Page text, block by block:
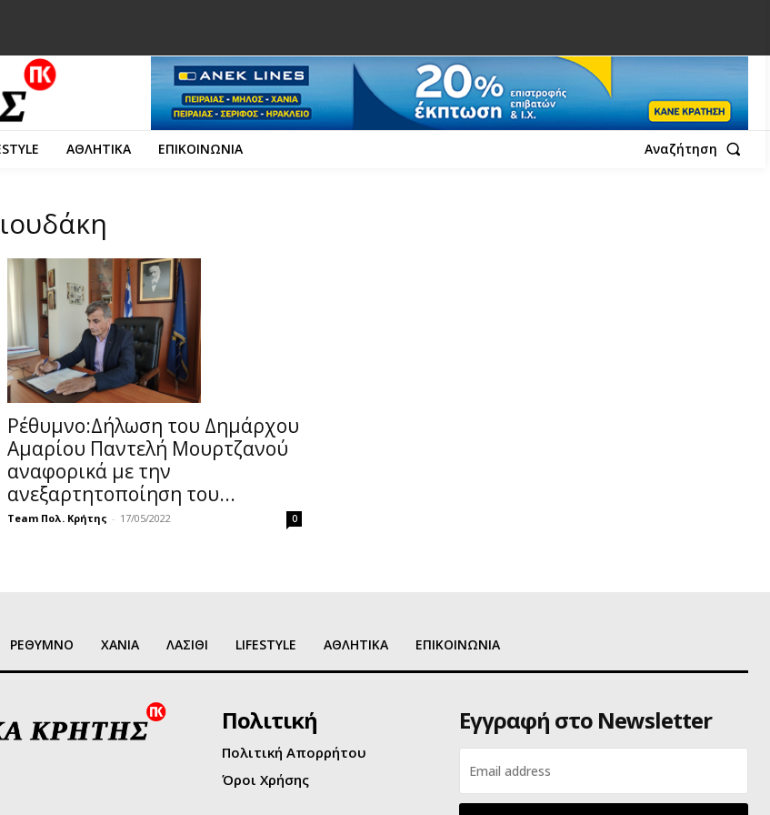
ΑΘΛΗΤΙΚΑ ΕΠΙΚΟΙΝΩΝΙΑ Αναζήτηση
Ρέθυμνο:Δήλωση του Δημάρχου
Αμαρίου Παντελή Μουρτζανού
αναφορικά με την
ανεξαρτητοποίηση του...
Team Πολ. Κρήτης - 17/05/2022 0
ΡΕΘΥΜΝΟ ΧΑΝΙΑ ΛΑΣΙΘΙ LIFESTYLE ΑΘΛΗΤΙΚΑ ΕΠΙΚΟΙΝΩΝΙΑ
Πολιτική
Πολιτική Απορρήτου
Όροι Χρήσης
Εγγραφή στο Newsletter